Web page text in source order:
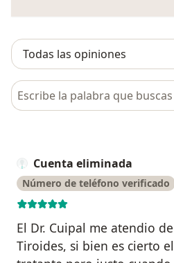
Busca en opiniones
Cuenta eliminada
Número de teléfono verificado
El Dr. Cuipal me atendio
Tiroides, si bien es cierto